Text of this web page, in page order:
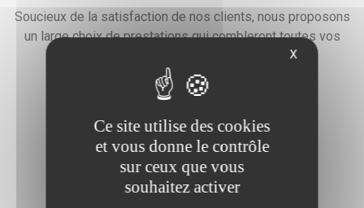
Soucieux de la satisfaction de nos clients, nous proposons
un large choix de prestations qui combleront toutes vos
Devis gratuit
X
Ce site utilise des cookies
et vous donne le contrôle
sur ceux que vous
souhaitez activer